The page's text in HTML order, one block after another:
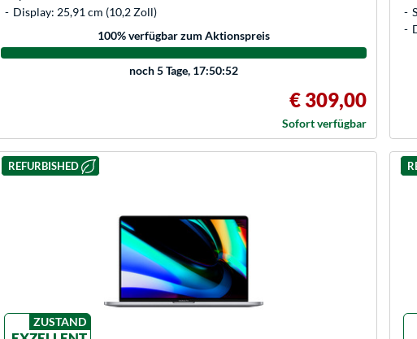
Display: 25,91 cm (10,2 Zoll)
100% verfügbar zum Aktionspreis
noch5 Tage, 17:50:52
€ 309,00
Sofort verfügbar
REFURBISHED
ZUSTAND